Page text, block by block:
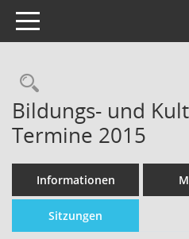
Toggle navigation
Bildungs- und
Termine 2015
Informationen
Sitzungen